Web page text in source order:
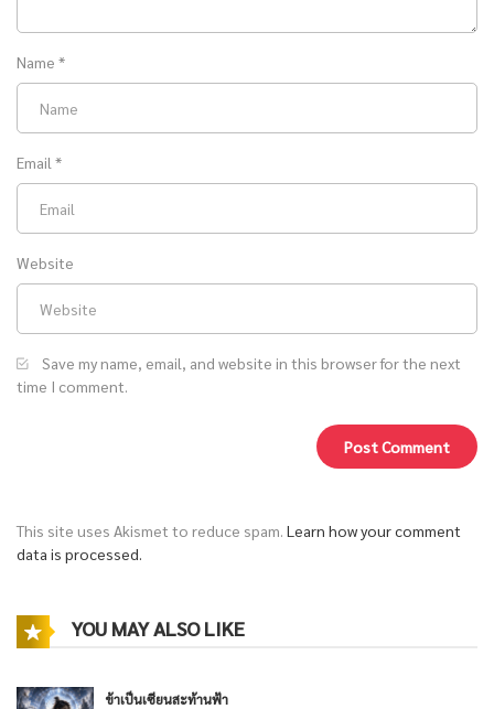
Name *
Email *
Website
Save my name, email, and website in this browser for the next
time I comment.
This site uses Akismet to reduce spam. Learn how your comment
data is processed.
YOU MAY ALSO LIKE
ข้าเป็นเซียนสะท้านฟ้า